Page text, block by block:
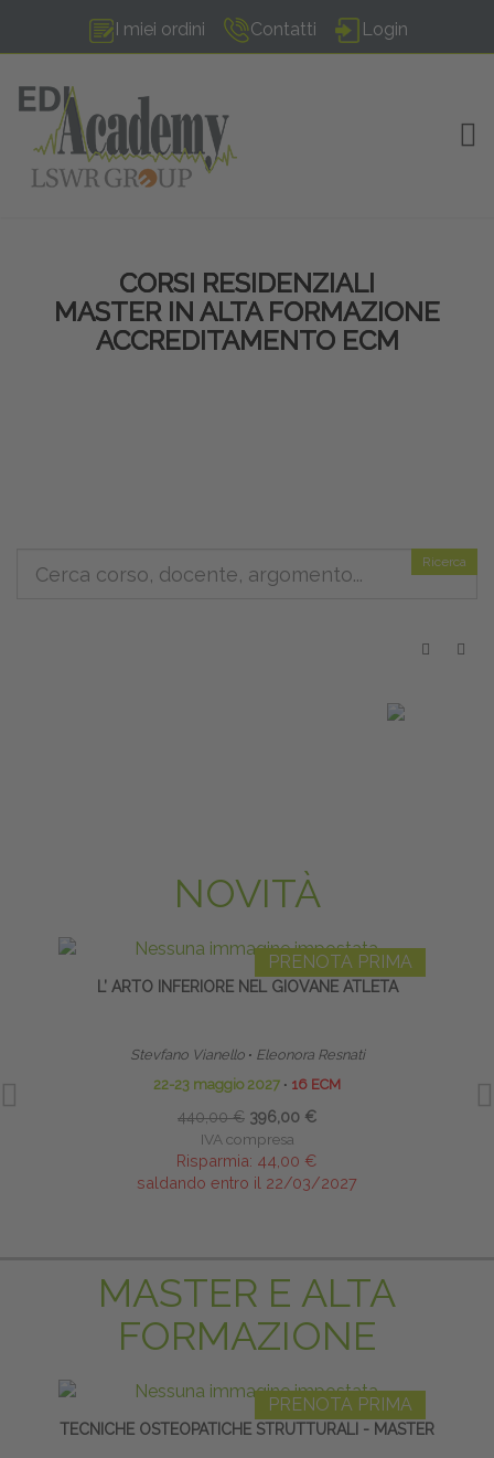
I miei ordini Contatti Login
CORSI RESIDENZIALI
MASTER IN ALTA FORMAZIONE
ACCREDITAMENTO ECM
Ricerca
NOVITÀ
PRENOTA PRIMA
L’ ARTO INFERIORE NEL GIOVANE ATLETA
Stevfano Vianello ∙ Eleonora Resnati
22-23 maggio 2027 ∙ 16 ECM
440,00 € 396,00 €
IVA compresa
Risparmia: 44,00 €
saldando entro il 22/03/2027
MASTER E ALTA
FORMAZIONE
PRENOTA PRIMA
TECNICHE OSTEOPATICHE STRUTTURALI - MASTER